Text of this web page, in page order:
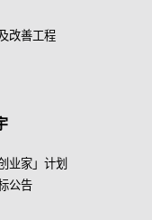
改善工程
业家」计划
公告